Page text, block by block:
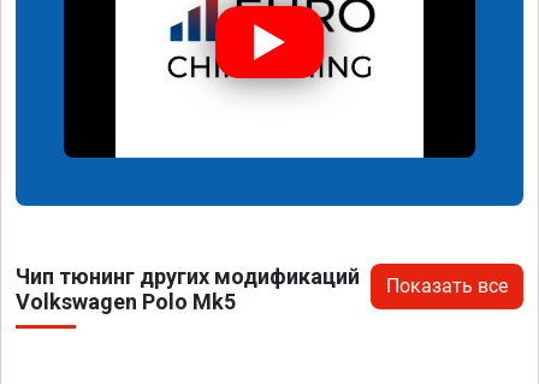
Чип тюнинг других модификаций
Volkswagen Polo Mk5
Показать все